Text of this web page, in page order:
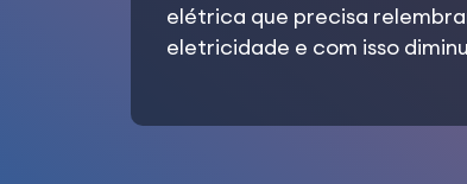
elétrica que precisa
eletricidade e com isso